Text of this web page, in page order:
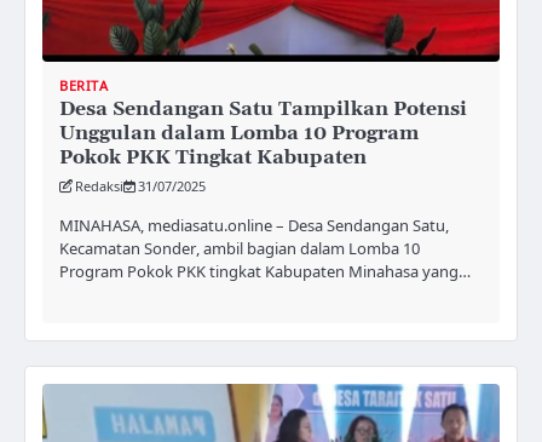
BERITA
Desa Sendangan Satu Tampilkan Potensi
Unggulan dalam Lomba 10 Program
Pokok PKK Tingkat Kabupaten
Redaksi 31/07/2025
MINAHASA, mediasatu.online – Desa Sendangan Satu,
Kecamatan Sonder, ambil bagian dalam Lomba 10
Program Pokok PKK tingkat Kabupaten Minahasa yang…